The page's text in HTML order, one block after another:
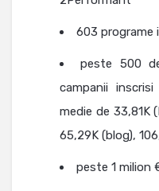
603 programe
peste 500
campanii
medie de 33,81K
65,29K (blog),
peste 1 milion